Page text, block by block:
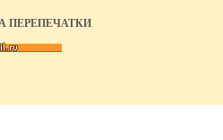
ПЕРЕПЕЧАТКИ